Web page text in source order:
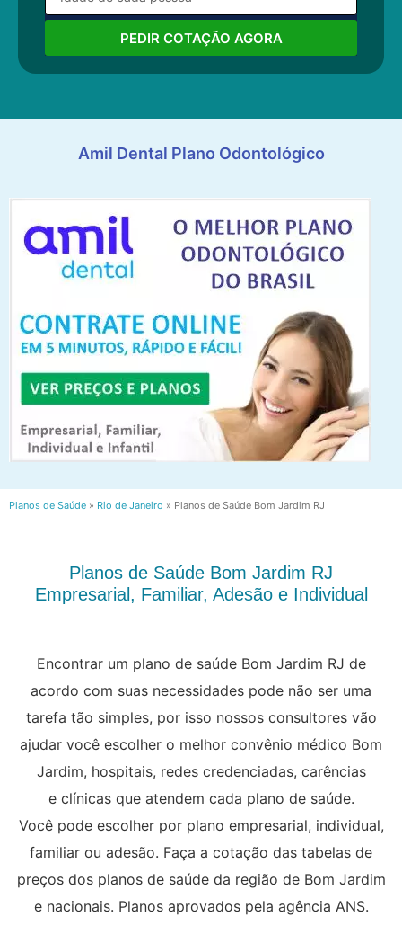
PEDIR COTAÇÃO AGORA
Amil Dental Plano Odontológico
Planos de Saúde » Rio de Janeiro » Planos de Saúde Bom Jardim RJ
Planos de Saúde Bom Jardim RJ
Empresarial, Familiar, Adesão e Individual
Encontrar um plano de saúde Bom Jardim RJ de
acordo com suas necessidades pode não ser uma
tarefa tão simples, por isso nossos consultores vão
ajudar você escolher o melhor convênio médico Bom
Jardim, hospitais, redes credenciadas, carências
e clínicas que atendem cada plano de saúde.
Você pode escolher por plano empresarial, individual,
familiar ou adesão. Faça a cotação das tabelas de
preços dos planos de saúde da região de Bom Jardim
e nacionais. Planos aprovados pela agência ANS.